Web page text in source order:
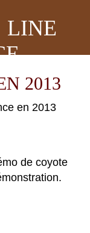
LINE
2013
de coyote